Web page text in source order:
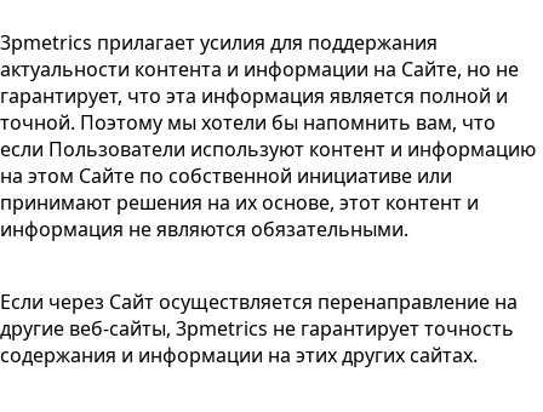
3pmetrics прилагает усилия для поддержания
актуальности контента и информации на Сайте, но не
гарантирует, что эта информация является полной и
точной. Поэтому мы хотели бы напомнить вам, что
если Пользователи используют контент и информацию
на этом Сайте по собственной инициативе или
принимают решения на их основе, этот контент и
информация не являются обязательными.
Если через Сайт осуществляется перенаправление на
другие веб-сайты, 3pmetrics не гарантирует точность
содержания и информации на этих других сайтах.